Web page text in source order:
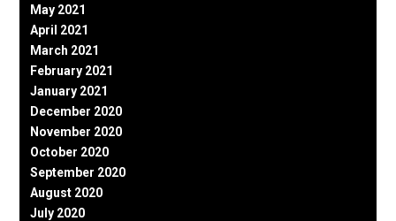
May 2021
April 2021
March 2021
February 2021
January 2021
December 2020
November 2020
October 2020
September 2020
August 2020
July 2020